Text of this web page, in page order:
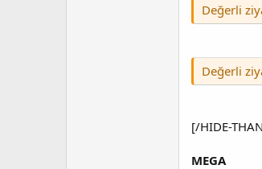
Değerli
Değerli
[/HIDE-
MEGA